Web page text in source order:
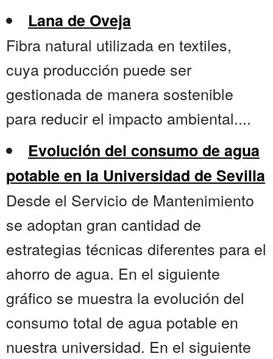
Lana de Oveja
Fibra natural utilizada en textiles,
cuya producción puede ser
gestionada de manera sostenible
para reducir el impacto ambiental....
Evolución del consumo de agua
potable en la Universidad de Sevilla
Desde el Servicio de Mantenimiento
se adoptan gran cantidad de
estrategias técnicas diferentes para el
ahorro de agua. En el siguiente
gráfico se muestra la evolución del
consumo total de agua potable en
nuestra universidad. En el siguiente